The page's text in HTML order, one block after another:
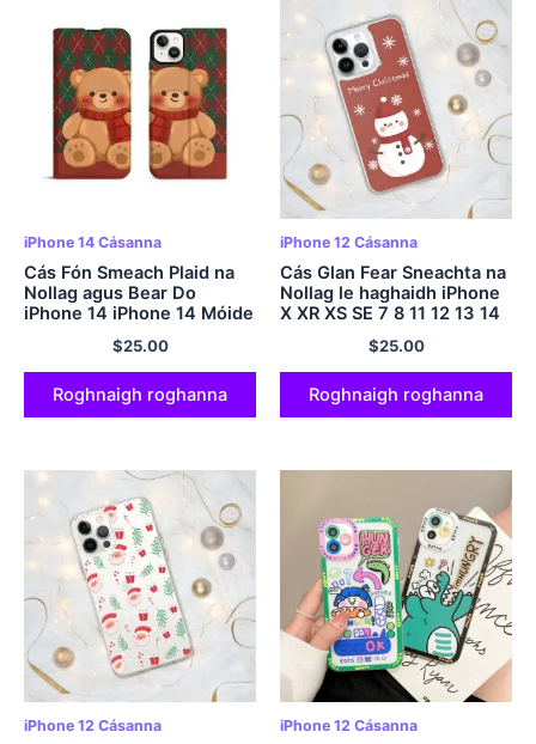
iPhone 14 Cásanna
Cás Fón Smeach Plaid na
Nollag agus Bear Do
iPhone 14 iPhone 14 Móide
$25.00
Roghnaigh roghanna
iPhone 12 Cásanna
Cás Glan Fear Sneachta na
Nollag le haghaidh iPhone
X XR XS SE 7 8 11 12 13 14
15 Pro Mini Plus Pro Max
$25.00
Roghnaigh roghanna
iPhone 12 Cásanna iPhone 12 Cásanna